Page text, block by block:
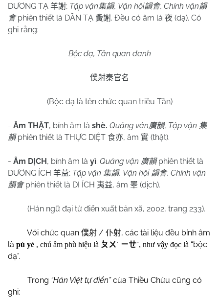
DƯƠNG TẠ 羊謝; Tập vận集韻, Vận hội韻會, Chính vận韻
會 phiên thiết là DẦN TẠ 夤謝. Đều có âm là 夜 (dạ). Có
ghi rằng:
Bộc dạ, Tần quan danh
僕射秦官名
(Bộc dạ là tên chức quan triều Tần)
- Âm THẬT, bính âm là shè. Quảng vận廣韻, Tập vận 集
韻 phiên thiết là THỰC DIỆT 食亦, âm 實 (thật).
- Âm DỊCH , bính âm là yì. Quảng vận 廣韻 phiên thiết là
DƯƠNG ÍCH 羊益; Tập vận 集韻, Vận hội 韻會, Chính vận
韻會 phiên thiết là DI ÍCH 夷益, âm 睪 (dịch).
(Hán ngữ đại từ điển xuất bản xã, 2002, trang 233).
Với chức quan 僕射 / 仆射, các tài liệu đều bính âm
là pú yè , chú âm phù hiệu là ㄆㄨˊ ㄧㄝˋ, như vậy đọc là “bộc
dạ”.
Trong “Hán Việt tự điển”của Thiều Chửu cũng có
ghi: